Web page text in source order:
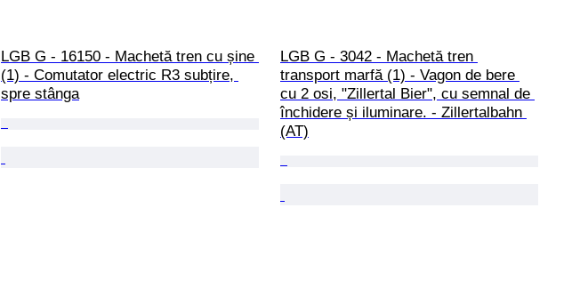
LGB G - 16150 - Machetă tren cu șine
(1) - Comutator electric R3 subțire,
spre stânga
LGB G - 3042 - Machetă tren
transport marfă (1) - Vagon de bere
cu 2 osi, "Zillertal Bier", cu semnal de
închidere și iluminare. - Zillertalbahn
(AT)